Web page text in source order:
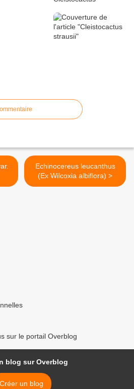
Echinocereus leucanthus
(Ex Wilcoxia albiflora) >
sur le portail Overblog
blog sur Overblog
Créer un blog